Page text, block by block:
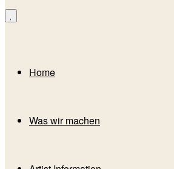
Home
Was wir machen